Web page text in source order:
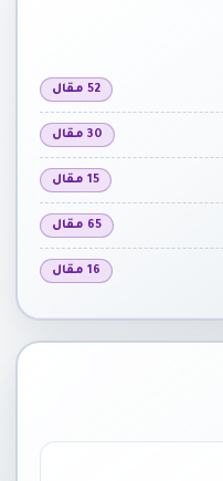
52 مقال
30 مقال
15 مقال
65 مقال
16 مقال